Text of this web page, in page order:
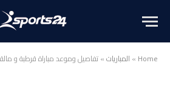
Home
» المباريات»تفاصيل وموعد مباراة قرطبة و مالقا بتاريخ 2026-01-18 في دوري إسبانيا, الدوري